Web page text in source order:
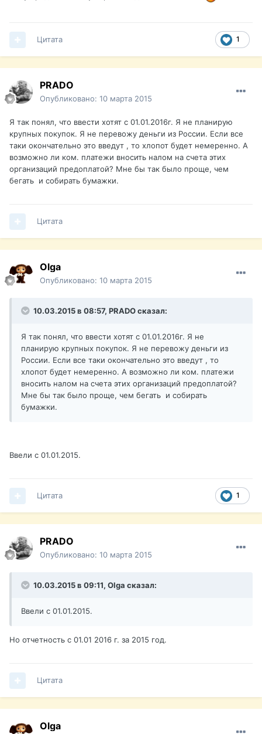
1
Цитата
PRADO
Опубликовано: 10 марта 2015
Я так понял, что ввести хотят с 01.01.2016г. Я не планирую
крупных покупок. Я не перевожу деньги из России. Если все
таки окончательно это введут , то хлопот будет немеренно. А
возможно ли ком. платежи вносить налом на счета этих
организаций предоплатой? Мне бы так было проще, чем
бегать и собирать бумажки.
Цитата
Olga
Опубликовано: 10 марта 2015
10.03.2015 в 08:57, PRADO сказал:
Я так понял, что ввести хотят с 01.01.2016г. Я не
планирую крупных покупок. Я не перевожу деньги из
России. Если все таки окончательно это введут , то
хлопот будет немеренно. А возможно ли ком. платежи
вносить налом на счета этих организаций предоплатой?
Мне бы так было проще, чем бегать и собирать
бумажки.
Ввели с 01.01.2015.
1
Цитата
PRADO
Опубликовано: 10 марта 2015
10.03.2015 в 09:11, Olga сказал:
Ввели с 01.01.2015.
Но отчетность с 01.01 2016 г. за 2015 год.
Цитата
Olga